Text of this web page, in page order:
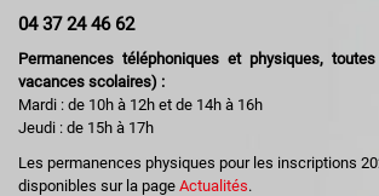
04 37 24 46 62
Permanences téléphoniques et physiques,
vacances scolaires) :
Mardi : de 10h à 12h et de 14h à 16h
Jeudi : de 15h à 17h
Les permanences physiques pour les inscriptions
disponibles sur la page Actualités.